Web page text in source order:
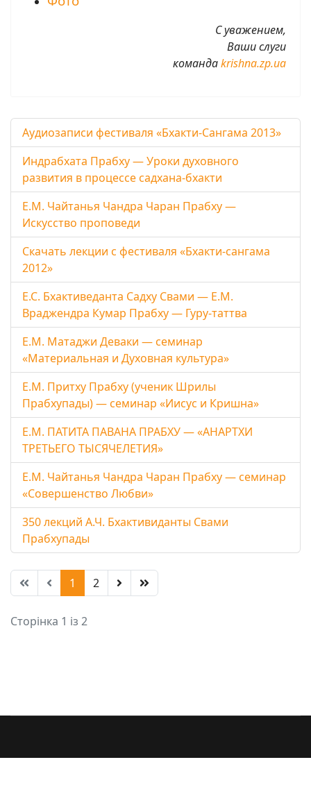
С уважением,
Ваши слуги
командаkrishna.zp.ua
Аудиозаписи фестиваля «Бхакти-Сангама 2013»
Индрабхата Прабху — Уроки духовного
развития в процессе садхана-бхакти
Е.М. Чайтанья Чандра Чаран Прабху —
Искусство проповеди
Скачать лекции с фестиваля «Бхакти-сангама
2012»
Е.С. Бхактиведанта Садху Свами — Е.М.
Враджендра Кумар Прабху — Гуру-таттва
Е.М. Матаджи Деваки — семинар
«Материальная и Духовная культура»
Е.М. Притху Прабху (ученик Шрилы
Прабхупады) — семинар «Иисус и Кришна»
Е.М. ПАТИТА ПАВАНА ПРАБХУ — «АНАРТХИ
ТРЕТЬЕГО ТЫСЯЧЕЛЕТИЯ»
Е.М. Чайтанья Чандра Чаран Прабху — семинар
«Совершенство Любви»
350 лекций А.Ч. Бхактивиданты Свами
Прабхупады
1 2
Сторінка 1 із 2